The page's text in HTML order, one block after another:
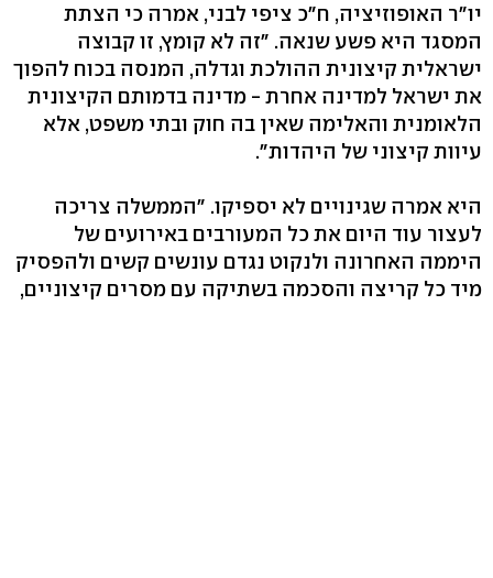
יו"ר האופוזיציה, ח"כ ציפי לבני, אמרה כי הצתת
המסגד היא פשע שנאה. "זה לא קומץ, זו קבוצה
ישראלית קיצונית ההולכת וגדלה, המנסה בכוח להפוך
את ישראל למדינה אחרת - מדינה בדמותם הקיצונית
הלאומנית והאלימה שאין בה חוק ובתי משפט, אלא
עיוות קיצוני של היהדות".
היא אמרה שגינויים לא יספיקו. "הממשלה צריכה
לעצור עוד היום את כל המעורבים באירועים של
היממה האחרונה ולנקוט נגדם עונשים קשים ולהפסיק
מיד כל קריצה והסכמה בשתיקה עם מסרים קיצוניים,